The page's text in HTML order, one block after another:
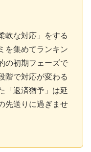
軟な対応」をする
を集めてランキン
の初期フェーズで
階で対応が変わる
「返済猶予」は延
先送りに過ぎませ